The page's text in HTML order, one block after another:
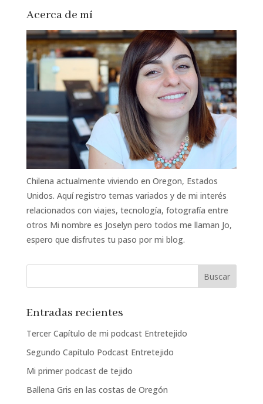
Acerca de mí
Chilena actualmente viviendo en Oregon, Estados
Unidos. Aquí registro temas variados y de mi interés
relacionados con viajes, tecnología, fotografía entre
otros Mi nombre es Joselyn pero todos me llaman Jo,
espero que disfrutes tu paso por mi blog.
Entradas recientes
Tercer Capítulo de mi podcast Entretejido
Segundo Capítulo Podcast Entretejido
Mi primer podcast de tejido
Ballena Gris en las costas de Oregón